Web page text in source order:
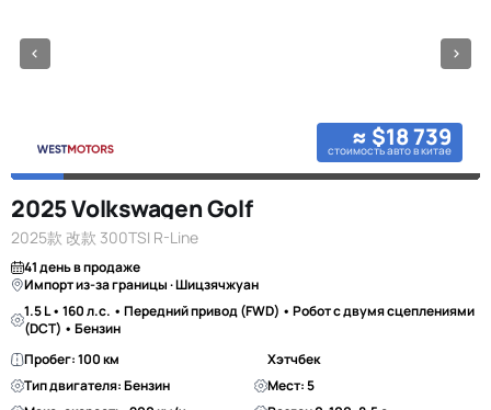
≈ $18 739
стоимость авто в китае
2025 Volkswagen Golf
2025款 改款 300TSI R-Line
41 день в продаже
Импорт из-за границы · Шицзячжуан
1.5 L • 160 л.с. • Передний привод (FWD) • Робот с двумя сцеплениями
(DCT) • Бензин
Пробег: 100 км
Хэтчбек
Тип двигателя: Бензин
Мест: 5